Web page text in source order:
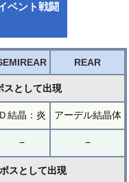
ベント戦闘
REAR
スとして出現
Ｄ結晶：炎 アーデル結晶体
− −
スとして出現